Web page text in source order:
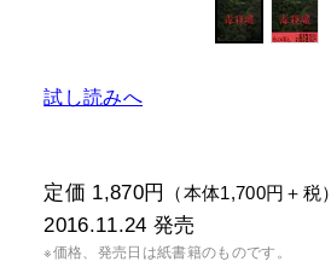
試し読みへ
定価 1,870円 （本体1,700円＋税）
2016.11.24 発売
※価格、発売日は紙書籍のものです。